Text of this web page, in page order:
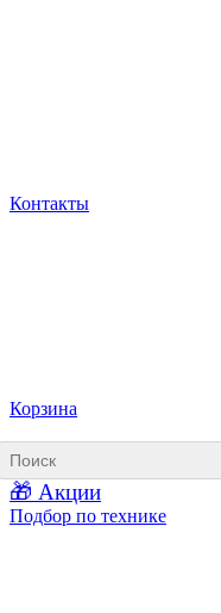
Контакты
Корзина
🎁 Акции
Подбор по технике